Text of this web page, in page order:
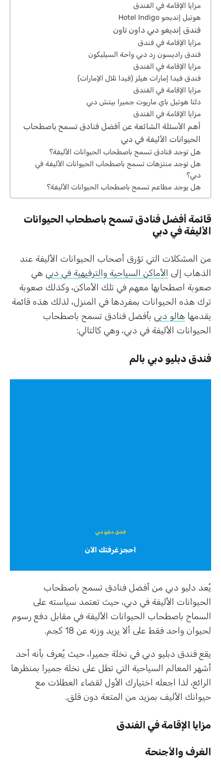
مزايا الإقامة في الفندق
هوتيل إنديجو Hotel Indigo
فندق إنديغو دبي داون تاون
مزايا الإقامة في فندق
فندق راديسون رِد دبي واحة السيليكون
مزايا الإقامة في الفندق
فندق فيدا إمارات هيلز (فيدا تلال الإمارات)
مزايا الإقامة في الفندق
دلتا هوتيل باي ماريوت جميرا بيتش دبي
مزايا الإقامة في الفندق
أهم الأسئلة الشائعة عن أفضل فنادق تسمح باصطحاب
الحيوانات الأليفة في دبي
هل توجد فنادق تسمح باصطحاب الحيوانات الأليفة؟
هل توجد منتزهات تسمح باصطحاب الحيوانات الأليفة في
دبي؟
هل يوجد مطاعم تسمح باصطحاب الحيوانات الأليفة؟
قائمة أفضل فنادق تسمح باصطحاب الحيوانات
الأليفة في دبي
من المشكلات التي تؤرق أصحاب الحيوانات الأليفة عند
الذهاب إلى الأماكن السياحية والترفيهية في دبي هي
صعوبة اصطحابها معهم في تلك الأماكن، وكذلك صعوبة
ترك هذه الحيوانات بمفردها في المنزل، لذلك هذه قائمة
يقدمها هالو دبي بأفضل فنادق تسمح باصطحاب
الحيوانات الأليفة في دبي، وهي كالتالي:
فندق دبليو دبي بالم
فندق دبليو دبي
احجز غرفتك الآن
يُعد دليو دبي من أفضل فنادق تسمح باصطحاب
الحيوانات الأليفة في دبي، حيث تعتمد سياسته على
السماح باصطحاب الحيوانات الأليفة في مقابل دفع رسوم
لحيوان واحد فقط على ألا يزيد وزنه عن 18 كجم.
يقع فندق دبليو دبي في نخلة جميرا، حيث يُعرف بأنه أحد
أشهر المعالم السياحية التي تطل على نخلة جميرا بمنظرها
الرائع، لذا اجعله اختيارك الأول لقضاء العطلات مع
حيوانك الأليف بمزيد من المتعة دون قلق.
مزايا الإقامة في الفندق
الغرف والأجنحة